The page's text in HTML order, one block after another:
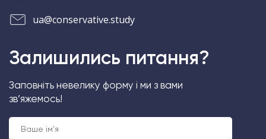
ua@conservative.study
Залишились питання?
Заповніть невелику форму і ми з вами
зв’яжемось!